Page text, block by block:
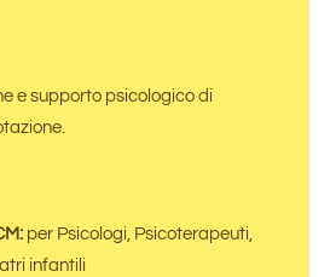
e supporto psicologico di
per Psicologi, Psicoterapeuti,
infantili